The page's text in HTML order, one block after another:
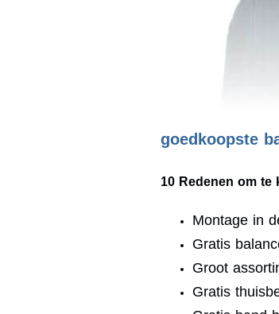
goedkoopste
10 Redenen om
Montage in
Gratis
Groot
Gratis